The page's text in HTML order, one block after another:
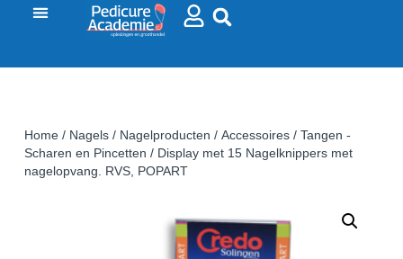
Home/ Nagels/ Nagelproducten / Accessoires/ Tangen -
Scharen en Pincetten / Display met 15 Nagelknippers met
nagelopvang. RVS, POPART